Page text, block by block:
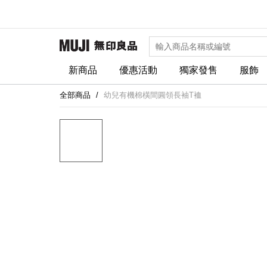
新商品 優惠活動 獨家發售 服飾
全部商品 幼兒有機棉橫間圓領長袖T裇